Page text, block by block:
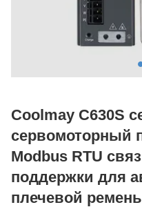
Coolmay C630S
сервомоторный
Modbus RTU
поддержки для
плечевой